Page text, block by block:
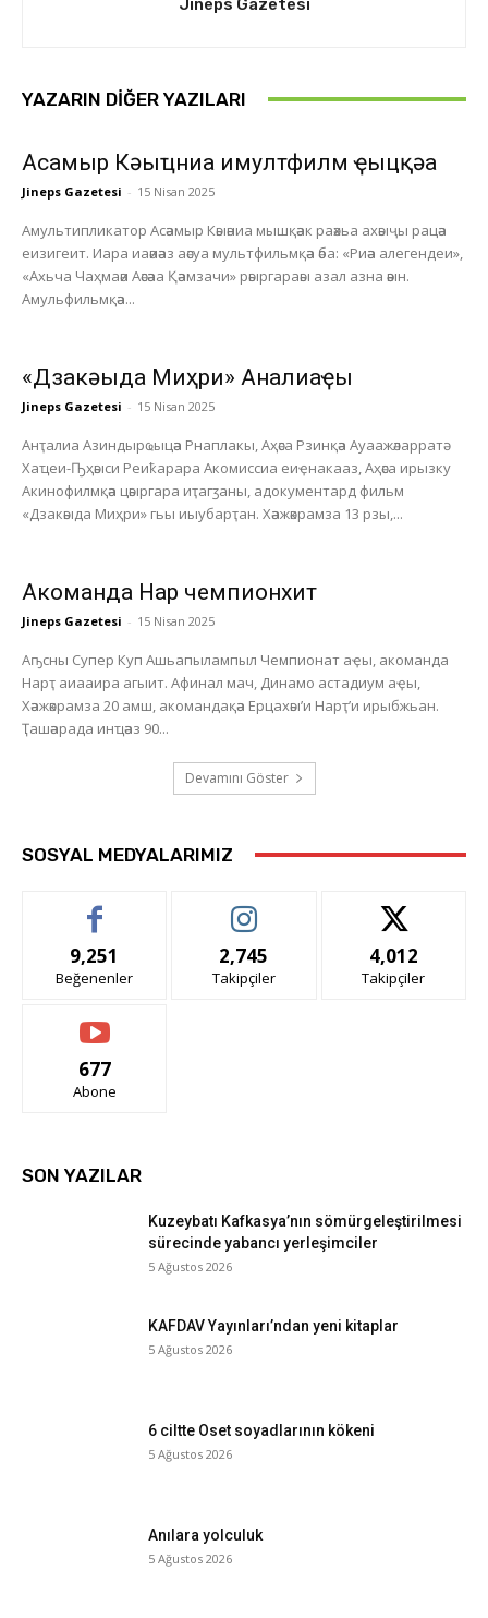
Jineps Gazetesi
YAZARIN DIĞER YAZILARI
Асҭамыр Кәыҵниа имултфилм ҿыцқәа
Jineps Gazetesi - 15 Nisan 2025
Амультипликатор Асәамыр Кәыәниа мышқәак раәхьа ахәыҷы рацәа
еизигеит. Иара иаәиәаз аәсуа мультфильмқәа әба: «Риәа алегендеи»,
«Ахьча Чаҳмаәи Аәсәаа Қәамзачи» рәыргараәы азал азна әәын.
Амульфильмқәа...
«Дзакәыда Миҳри» Анҭалиаҿы
Jineps Gazetesi - 15 Nisan 2025
Анҭалиа Азиндырҩыцәа Рнаплакы, Аҳәса Рзинқәа Ауаажәларратә
Хаҵеи-Ҧҳәыси Реиҟарара Акомиссиа еиҿнакааз, Аҳәса ирызку
Акинофилмқәа цәыргара иҭагӡаны, адокументард фильм
«Дзакәыда Миҳри» гьы иыубарҭан. Хәажәкрамза 13 рзы,...
Акоманда Нарҭ чемпионхит
Jineps Gazetesi - 15 Nisan 2025
Аҧсны Супер Куп Ашьапылампыл Чемпионат аҿы, акоманда
Нарҭ аиааира агыит. Афинал мач, Динамо астадиум аҿы,
Хәажәкрамза 20 амш, акомандақәа Ерцахәы’и Нарҭ’и ирыбжьан.
Ҭашәарада инҵәаз 90...
Devamını Göster
SOSYAL MEDYALARIMIZ
9,251
Beğenenler
2,745
Takipçiler
4,012
Takipçiler
677
Abone
SON YAZILAR
Kuzeybatı Kafkasya’nın sömürgeleştirilmesi
sürecinde yabancı yerleşimciler
5 Ağustos 2026
KAFDAV Yayınları’ndan yeni kitaplar
5 Ağustos 2026
6 ciltte Oset soyadlarının kökeni
5 Ağustos 2026
Anılara yolculuk
5 Ağustos 2026